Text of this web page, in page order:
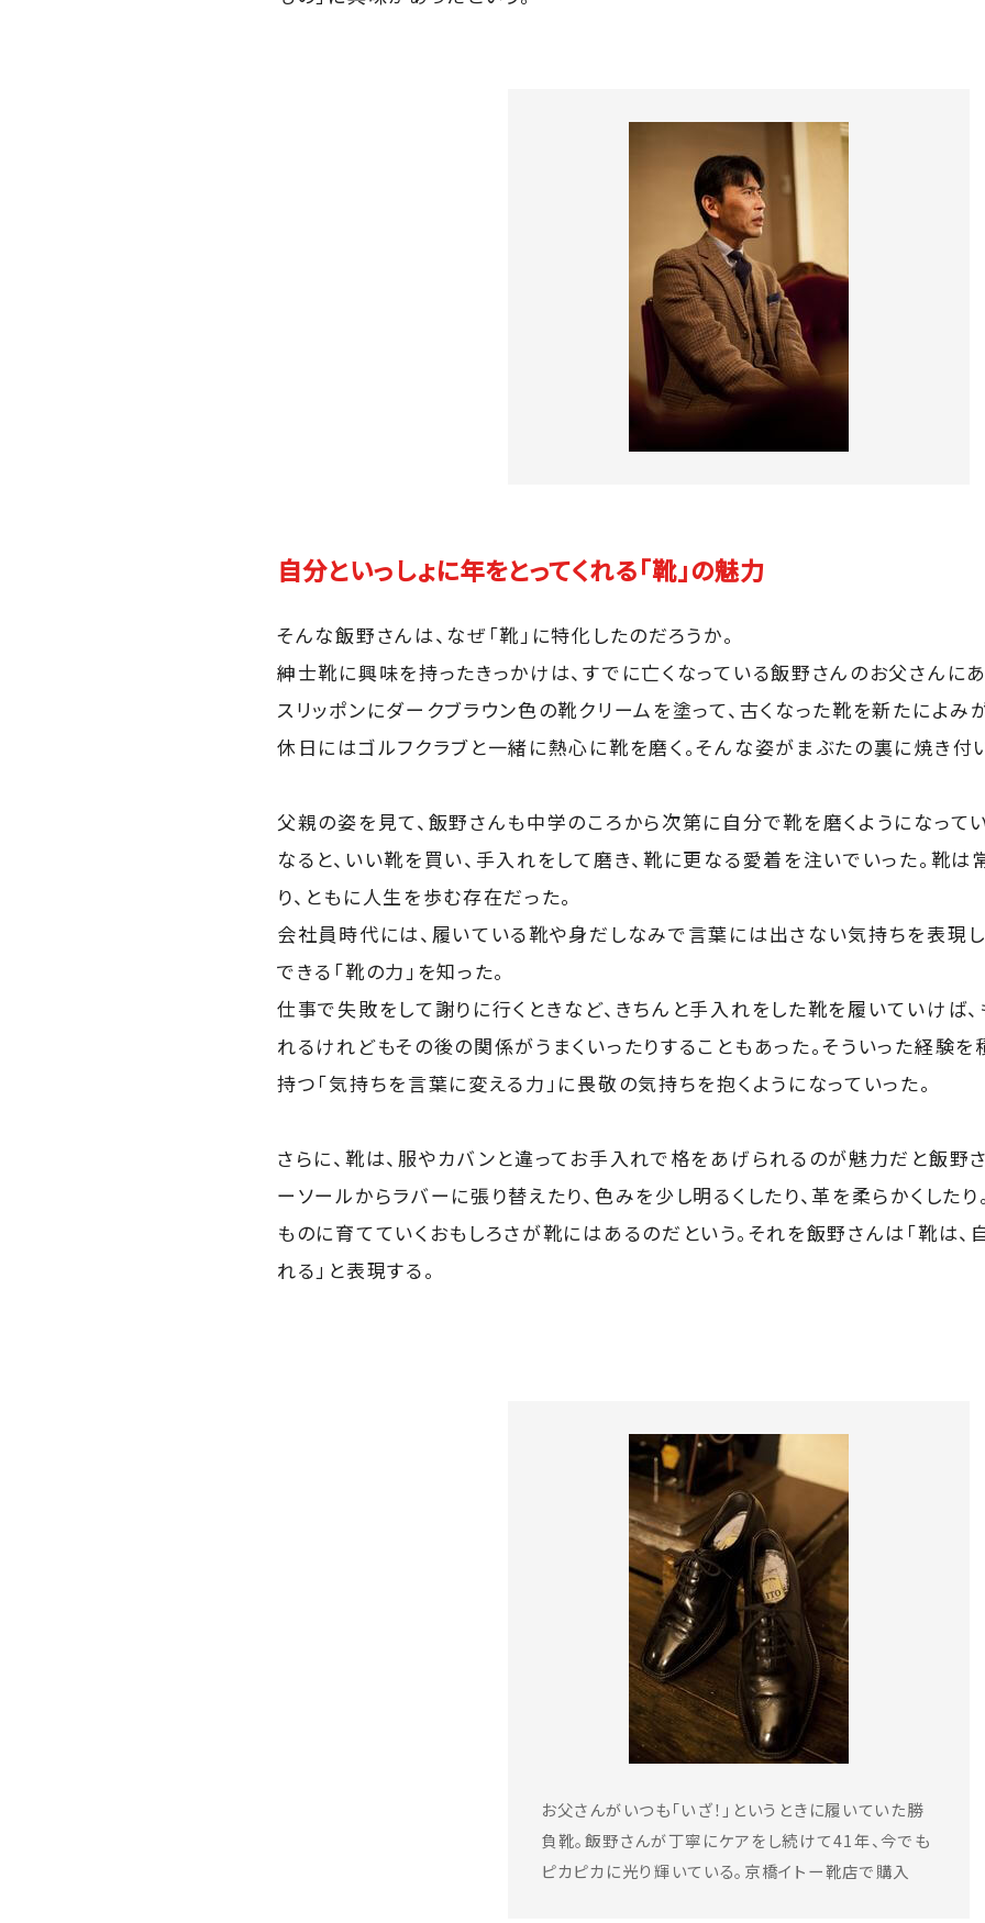
自分といっしょに年をとってくれる「靴」の魅力
そんな飯野さんは、なぜ「靴」に特化したのだろうか。
紳士靴に興味を持ったきっかけは、すでに亡くなっている飯野さんのお父さんに
スリッポンにダークブラウン色の靴クリームを塗って、古くなった靴を新たによみ
休日にはゴルフクラブと一緒に熱心に靴を磨く。そんな姿がまぶたの裏に焼き付
父親の姿を見て、飯野さんも中学のころから次第に自分で靴を磨くようになって
なると、いい靴を買い、手入れをして磨き、靴に更なる愛着を注いでいった。靴
り、ともに人生を歩む存在だった。
会社員時代には、履いている靴や身だしなみで言葉には出さない気持ちを表現し
できる「靴の力」を知った。
仕事で失敗をして謝りに行くときなど、きちんと手入れをした靴を履いていけば
れるけれどもその後の関係がうまくいったりすることもあった。そういった経験
持つ「気持ちを言葉に変える力」に畏敬の気持ちを抱くようになっていった。
さらに、靴は、服やカバンと違ってお手入れで格をあげられるのが魅力だと飯野
ーソールからラバーに張り替えたり、色みを少し明るくしたり、革を柔らかくした
ものに育てていくおもしろさが靴にはあるのだという。それを飯野さんは「靴は、
れる」と表現する。
お父さんがいつも「いざ！」というときに履いていた勝
負靴。飯野さんが丁寧にケアをし続けて41年、今でも
ピカピカに光り輝いている。京橋イトー靴店で購入